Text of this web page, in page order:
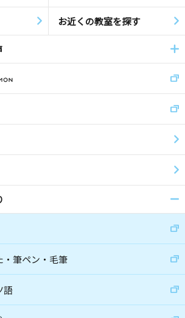
お近くの教室を探す
・筆ペン・毛筆
語